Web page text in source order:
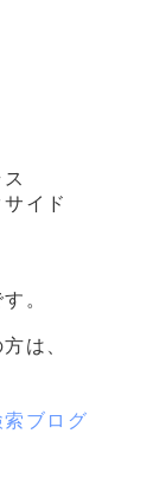
イド
。
は、
ブログ